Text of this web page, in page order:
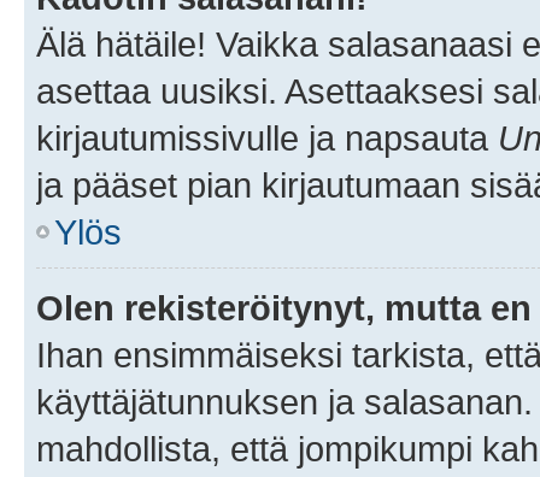
Älä hätäile! Vaikka salasanaasi
asettaa uusiksi. Asettaaksesi
kirjautumissivulle ja napsauta
ja pääset pian kirjautumaan
Ylös
Olen rekisteröitynyt, mutta
Ihan ensimmäiseksi tarkista,
käyttäjätunnuksen ja
mahdollista, että jompikumpi